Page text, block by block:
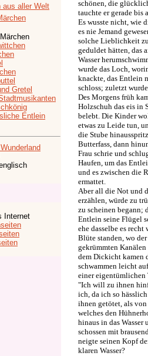
aus aller Welt
Gretel
Entlein
Internet
schönen, die
tauchte er gerade bis
Es wusste nicht, wie
es nie Jemand
solche Lieblichkeit zu
geduldet hätten, das
Wasser
wurde das Loch,
knackte, das Entlein
schloss; zuletzt
Des Morgens früh
Holzschuh das eis in
belebt. Die Kinder
etwas zu Leide tun,
die Stube
Butterfass, dann
Frau schrie und
Haufen, um das
und es zwischen die
ermattet.
Aber all die Not und
erzählen, würde zu
zu scheinen begann;
Entlein seine Flügel
ehe dasselbe es
Blüte standen, wo
gekrümmten
dem Dickicht kamen
schwammen leicht
einer
"Ich will zu ihnen
ich, da ich so
ihnen getötet, als
welches den
hinaus in das Wasser
schossen mit
neigte seinen Kopf
klaren Wasser?